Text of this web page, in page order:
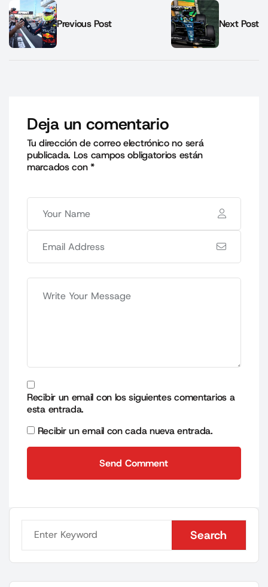
Previous Post Next Post
Deja un comentario
Tu dirección de correo electrónico no será
publicada. Los campos obligatorios están
marcados con*
Recibir un email con los siguientes comentarios a
esta entrada.
Recibir un email con cada nueva entrada.
Send Comment
Search
Search